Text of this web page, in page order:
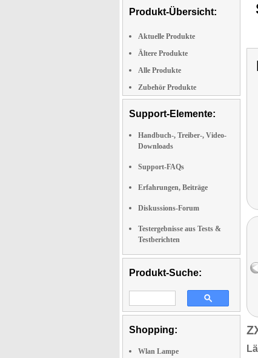
Produkt-Übersicht:
Aktuelle Produkte
Ältere Produkte
Alle Produkte
Zubehör Produkte
Support-Elemente:
Handbuch-, Treiber-, Video-
Downloads
Support-FAQs
Erfahrungen, Beiträge
Diskussions-Forum
Testergebnisse aus Tests &
Testberichten
Produkt-Suche:
Shopping:
Wlan Lampe